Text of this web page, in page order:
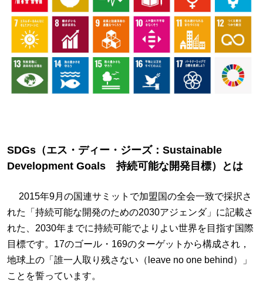
SDGs（エス・ディー・ジーズ：Sustainable
Development Goals 持続可能な開発目標）とは
2015年9月の国連サミットで加盟国の全会一致で採択さ
れた「持続可能な開発のための2030アジェンダ」に記載さ
れた、2030年までに持続可能でよりよい世界を目指す国際
目標です。17のゴール・169のターゲットから構成され，
地球上の「誰一人取り残さない（leave no one behind）」
ことを誓っています。